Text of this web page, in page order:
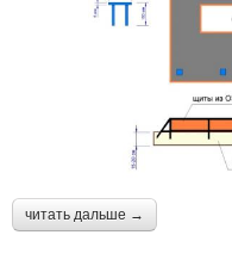
читать дальше →